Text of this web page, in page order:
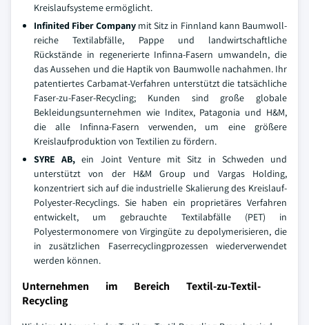
Kreislaufsysteme ermöglicht.
Infinited Fiber Companymit Sitz in Finnland kann Baumwoll-
reiche Textilabfälle, Pappe und landwirtschaftliche
Rückstände in regenerierte Infinna-Fasern umwandeln, die
das Aussehen und die Haptik von Baumwolle nachahmen. Ihr
patentiertes Carbamat-Verfahren unterstützt die tatsächliche
Faser-zu-Faser-Recycling; Kunden sind große globale
Bekleidungsunternehmen wie Inditex, Patagonia und H&M,
die alle Infinna-Fasern verwenden, um eine größere
Kreislaufproduktion von Textilien zu fördern.
SYRE AB, ein Joint Venture mit Sitz in Schweden und
unterstützt von der H&M Group und Vargas Holding,
konzentriert sich auf die industrielle Skalierung des Kreislauf-
Polyester-Recyclings. Sie haben ein proprietäres Verfahren
entwickelt, um gebrauchte Textilabfälle (PET) in
Polyestermonomere von Virgingüte zu depolymerisieren, die
in zusätzlichen Faserrecyclingprozessen wiederverwendet
werden können.
Unternehmen im Bereich Textil-zu-Textil-
Recycling